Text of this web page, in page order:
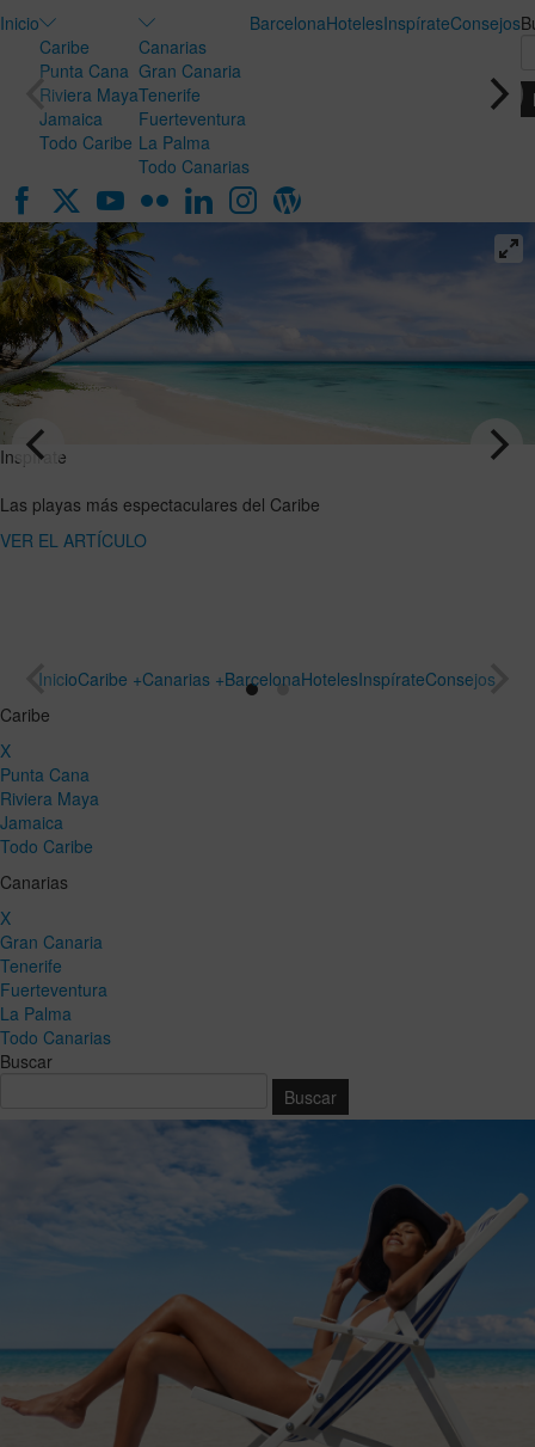
Inicio
Caribe
Punta Cana
Riviera Maya
Jamaica
Todo Caribe
Canarias
Gran Canaria
Tenerife
Fuerteventura
La Palma
Todo Canarias
BarcelonaHotelesInspírateConsejos
Inspírate
VER EL
miel en
ideal para
InicioCaribe +Canarias +BarcelonaHotelesInspírateConsejos
Caribe
X
Punta Cana
Riviera Maya
Jamaica
Todo Caribe
Canarias
X
Gran Canaria
Tenerife
Fuerteventura
La Palma
Todo Canarias
Buscar